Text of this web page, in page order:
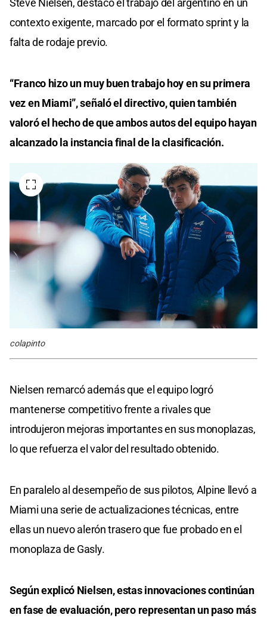
Steve Nielsen, destacó el trabajo del argentino en un
contexto exigente, marcado por el formato sprint y la
falta de rodaje previo.
“Franco hizo un muy buen trabajo hoy en su primera
vez en Miami”, señaló el directivo, quien también
valoró el hecho de que ambos autos del equipo hayan
alcanzado la instancia final de la clasificación.
colapinto
Nielsen remarcó además que el equipo logró
mantenerse competitivo frente a rivales que
introdujeron mejoras importantes en sus monoplazas,
lo que refuerza el valor del resultado obtenido.
En paralelo al desempeño de sus pilotos, Alpine llevó a
Miami una serie de actualizaciones técnicas, entre
ellas un nuevo alerón trasero que fue probado en el
monoplaza de Gasly.
Según explicó Nielsen, estas innovaciones continúan
en fase de evaluación, pero representan un paso más